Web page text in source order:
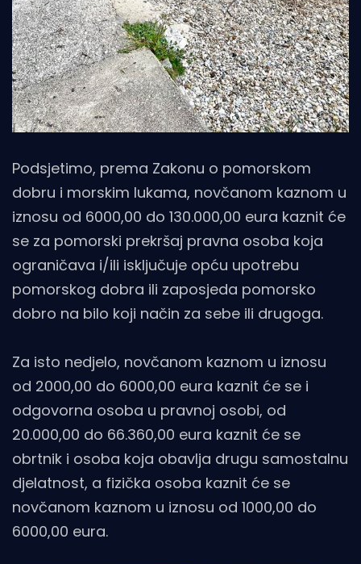
Podsjetimo, prema Zakonu o pomorskom
dobru i morskim lukama, novčanom kaznom u
iznosu od 6000,00 do 130.000,00 eura kaznit će
se za pomorski prekršaj pravna osoba koja
ograničava i/ili isključuje opću upotrebu
pomorskog dobra ili zaposjeda pomorsko
dobro na bilo koji način za sebe ili drugoga.
Za isto nedjelo, novčanom kaznom u iznosu
od 2000,00 do 6000,00 eura kaznit će se i
odgovorna osoba u pravnoj osobi, od
20.000,00 do 66.360,00 eura kaznit će se
obrtnik i osoba koja obavlja drugu samostalnu
djelatnost, a fizička osoba kaznit će se
novčanom kaznom u iznosu od 1000,00 do
6000,00 eura.